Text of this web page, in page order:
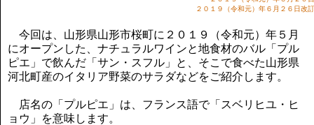
２０１９（令和元）年６月２６日改訂
今回は、山形県山形市桜町に２０１９（令和元）年５月
にオープンした、ナチュラルワインと地食材のバル「プル
ピエ」で飲んだ「サン・スフル」と、そこで食べた山形県
河北町産のイタリア野菜のサラダなどをご紹介します。
店名の「プルピエ」は、フランス語で「スベリヒユ・ヒ
ョウ」を意味します。